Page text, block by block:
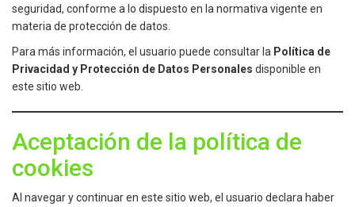
seguridad, conforme a lo dispuesto en la normativa vigente en
materia de protección de datos.
Para más información, el usuario puede consultar la Política de
Privacidad y Protección de Datos Personales disponible en
este sitio web.
Aceptación de la política de
cookies
Al navegar y continuar en este sitio web, el usuario declara haber